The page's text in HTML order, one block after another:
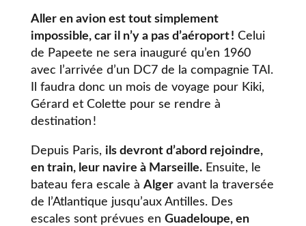
Aller en avion est tout simplement
impossible, car il n’y a pas d’aéroport ! Celui
de Papeete ne sera inauguré qu’en 1960
avec l’arrivée d’un DC7 de la compagnie TAI.
Il faudra donc un mois de voyage pour Kiki,
Gérard et Colette pour se rendre à
destination !
Depuis Paris, ils devront d’abord rejoindre,
en train, leur navire à Marseille.Ensuite, le
bateau fera escale à Algeravant la traversée
de l’Atlantique jusqu’aux Antilles. Des
escales sont prévues en Guadeloupe, en